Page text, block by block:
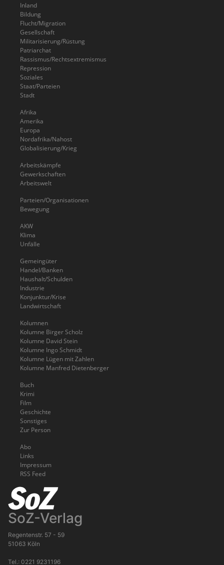
Inland
Bildung
Flucht/Migration
Gesellschaft
Militarisierung/Rüstung
Patriarchat
Rassismus/Rechtsextremismus
Repression
Soziales
Staat/Parteien
Stadt
Afrika
Amerika
Europa
Nordafrika/Nahost
Globalisierung/Krieg
Arbeitskämpfe
Gewerkschaften
Arbeitswelt
Parteien/Organisationen
Bewegung
AKW
Klima
Unfälle
Gemeingüter
Handel/Banken
Haushalt/Schulden
Industrie
Konjunktur/Krise
Landwirtschaft
Kolumnen
Kolumne Birger Scholz
Kolumne David Stein
Kolumne Ingo Schmidt
Kolumne Lügen mit Zahlen
Kolumne Manfred Dietenberger
Buch
Krimi
Film
Geschichte
Sonstiges
Zur Person
Abo
Links
Impressum
RSS Feed
SoZ-Verlag
Regentenstr. 57 - 59
51063 Köln
Tel.: 0221 9231196